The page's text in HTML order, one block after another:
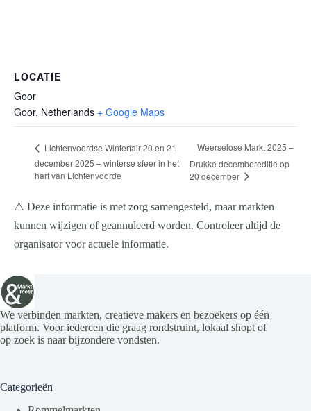
LOCATIE
Goor
Goor, Netherlands + Google Maps
Lichtenvoordse Winterfair 20 en 21
december 2025 – winterse sfeer in het
hart van Lichtenvoorde
Weerselose Markt 2025 –
Drukke decembereditie op
20 december
⚠️ Deze informatie is met zorg samengesteld, maar markten
kunnen wijzigen of geannuleerd worden. Controleer altijd de
organisator voor actuele informatie.
We verbinden markten, creatieve makers en bezoekers op één
platform. Voor iedereen die graag rondstruint, lokaal shopt of
op zoek is naar bijzondere vondsten.
Categorieën